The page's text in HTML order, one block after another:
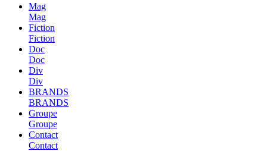
Mag
Mag
Fiction
Fiction
Doc
Doc
Div
Div
BRANDS
BRANDS
Groupe
Groupe
Contact
Contact